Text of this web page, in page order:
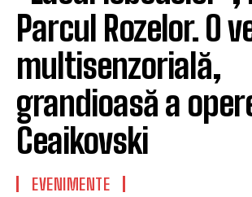
Parcul Rozelor. O
multisenzorială,
grandioasă a
Ceaikovski
EVENIMENTE